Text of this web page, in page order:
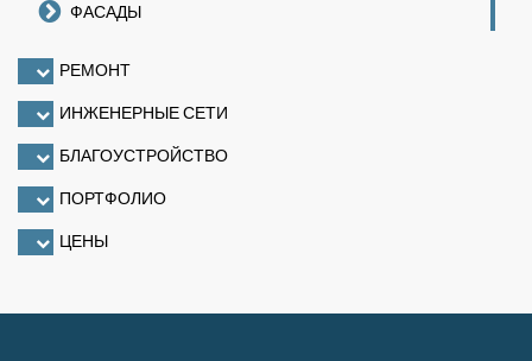
ФАСАДЫ
РЕМОНТ
ИНЖЕНЕРНЫЕ СЕТИ
БЛАГОУСТРОЙСТВО
ПОРТФОЛИО
ЦЕНЫ